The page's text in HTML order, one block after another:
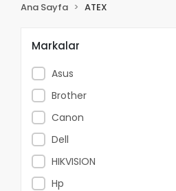
Ana Sayfa ATEX
Markalar
Asus
Brother
Canon
Dell
HIKVISION
Hp